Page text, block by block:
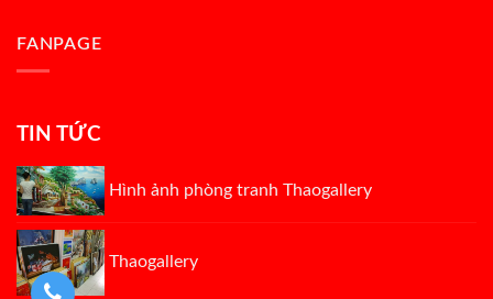
FANPAGE
TIN TỨC
Hình ảnh phòng tranh Thaogallery
Thaogallery